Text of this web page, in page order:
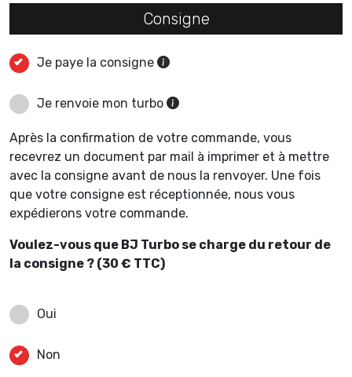
Consigne
Je paye la consigne
Je renvoie mon turbo
Après la confirmation de votre commande, vous
recevrez un document par mail à imprimer et à mettre
avec la consigne avant de nous la renvoyer. Une fois
que votre consigne est réceptionnée, nous vous
expédierons votre commande.
Voulez-vous que BJ Turbo se charge du retour de
la consigne ? (30 € TTC)
Oui
Non